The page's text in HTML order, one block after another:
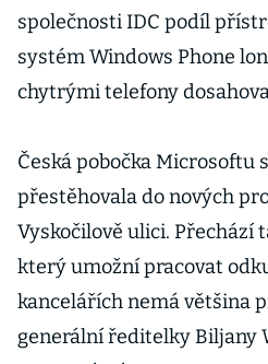
společnosti IDC podíl
systém Windows Phone
chytrými telefony
Česká pobočka Microsoftu
přestěhovala do nových
Vyskočilově ulici. Přechází
který umožní pracovat
kancelářích nemá většina
generální ředitelky Biljany